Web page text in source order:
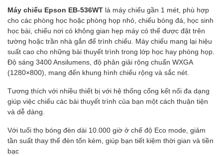
Máy chiếu Epson EB-536WT là máy chiếu gần 1 mét, phù hợp
cho các phòng học hoặc phòng họp nhỏ, chiếu bóng đá, học sinh
học bài, chiếu nơi có không gian hẹp máy có thể được đặt trên
tường hoặc trần nhà gắn để trình chiếu. Máy chiếu mang lại hiệu
suất cao cho những bài thuyết trình trong lớp học hay phòng họp.
Độ sáng 3400 Ansilumens, độ phân giải rộng chuẩn WXGA
(1280×800), mang đến khung hình chiếu rộng và sắc nét.
Tương thích với nhiều thiết bị với hệ thống cổng kết nối đa dạng
giúp việc chiếu các bài thuyết trình của bạn một cách thuận tiện
và dễ dàng.
Với tuổi thọ bóng đèn dài 10.000 giờ ở chế độ Eco mode, giảm
tần suất thay thế đèn tốn kém, giúp bạn tiết kiệm thời gian và tiền
bạc